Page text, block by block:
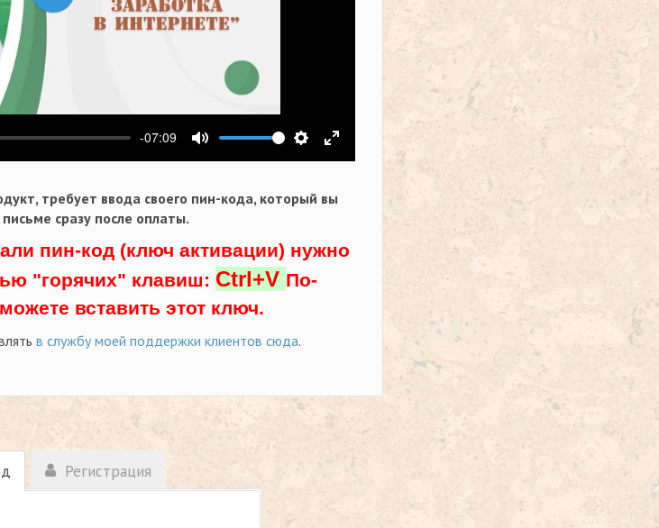
-07:09
Выключить звукНастройки
На весь экран
Воспроизвести
требует ввода своего пин-кода, который вы
сразу после оплаты.
пин-код (ключ активации) нужно
"горячих" клавиш: Ctrl+V По-
вставить этот ключ.
в службу моей поддержки клиентов сюда.
Регистрация